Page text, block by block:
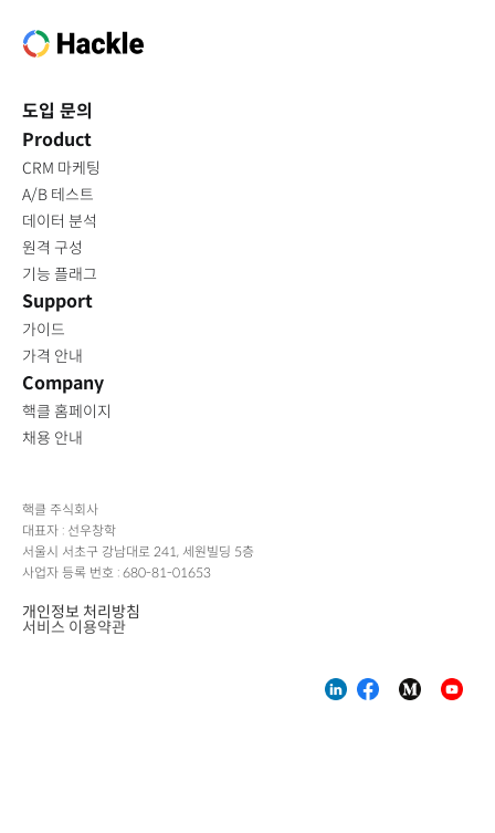
핵클 주식회사
대표자 : 선우창학
서울시 서초구 강남대로 241, 세원빌딩 5층
사업자 등록 번호 : 680-81-01653
개인정보 처리방침
서비스 이용약관
도입 문의
Product
CRM 마케팅
A/B 테스트
데이터 분석
원격 구성
기능 플래그
Support
가이드
가격 안내
Company
핵클 홈페이지
채용 안내